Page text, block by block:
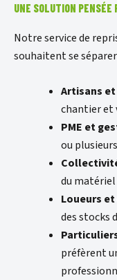
UNE SOLUTION
Notre service de
souhaitent se
Artisans et
chantier et
PME et
ou
du matériel
Loueurs
des stocks
préfèrent